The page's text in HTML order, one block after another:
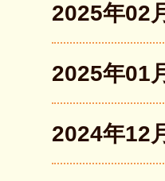
2025年02
2025年01
2024年12